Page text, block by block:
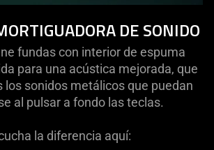
DE SONIDO
fundas con interior de espuma
para una acústica mejorada, que
los sonidos metálicos que puedan
al pulsar a fondo las teclas.
la diferencia aquí: